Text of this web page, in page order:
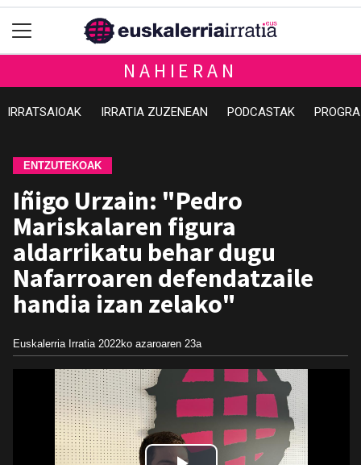
NAHIERAN
IRRATSAIOAK IRRATIA ZUZENEAN PODCASTAK
ENTZUTEKOAK
Iñigo Urzain: "Pedro
Mariskalaren figura
aldarrikatu behar dugu
Nafarroaren defendatzaile
handia izan zelako"
Euskalerria Irratia 2022ko azaroaren 23a